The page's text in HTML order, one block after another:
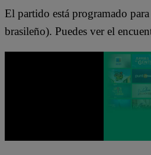
El partido está programado
brasileño). Puedes ver el